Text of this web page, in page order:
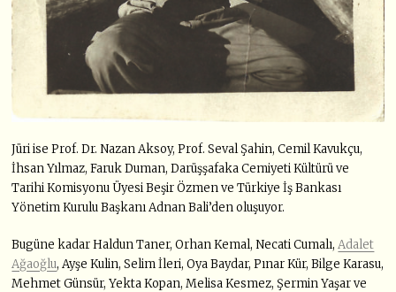
Jüri ise Prof. Dr. Nazan Aksoy, Prof. Seval Şahin, Cemil Kavukçu,
İhsan Yılmaz, Faruk Duman, Darüşşafaka Cemiyeti Kültürü ve
Tarihi Komisyonu Üyesi Beşir Özmen ve Türkiye İş Bankası
Yönetim Kurulu Başkanı Adnan Bali’den oluşuyor.
Bugüne kadar Haldun Taner, Orhan Kemal, Necati Cumalı,Adalet
Ağaoğlu, Ayşe Kulin, Selim İleri, Oya Baydar, Pınar Kür, Bilge Karasu,
Mehmet Günsür, Yekta Kopan, Melisa Kesmez, Şermin Yaşar ve